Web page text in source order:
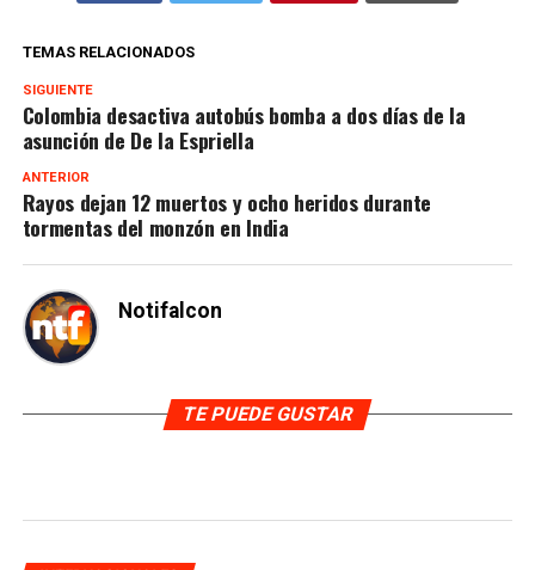
TEMAS RELACIONADOS
SIGUIENTE
Colombia desactiva autobús bomba a dos días de la
asunción de De la Espriella
ANTERIOR
Rayos dejan 12 muertos y ocho heridos durante
tormentas del monzón en India
Notifalcon
TE PUEDE GUSTAR